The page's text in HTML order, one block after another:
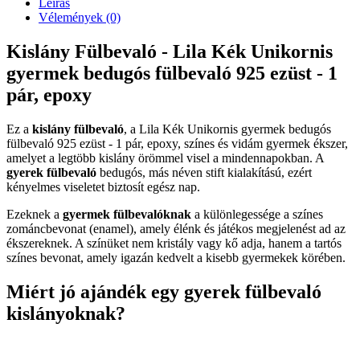
Leírás
Vélemények (0)
Kislány Fülbevaló - Lila Kék Unikornis
gyermek bedugós fülbevaló 925 ezüst - 1
pár, epoxy
Ez a kislány fülbevaló, a Lila Kék Unikornis gyermek bedugós
fülbevaló 925 ezüst - 1 pár, epoxy, színes és vidám gyermek ékszer,
amelyet a legtöbb kislány örömmel visel a mindennapokban. A
gyerek fülbevaló bedugós, más néven stift kialakítású, ezért
kényelmes viseletet biztosít egész nap.
Ezeknek a gyermek fülbevalóknak a különlegessége a színes
zománcbevonat (enamel), amely élénk és játékos megjelenést ad az
ékszereknek. A színüket nem kristály vagy kő adja, hanem a tartós
színes bevonat, amely igazán kedvelt a kisebb gyermekek körében.
Miért jó ajándék egy gyerek fülbevaló
kislányoknak?